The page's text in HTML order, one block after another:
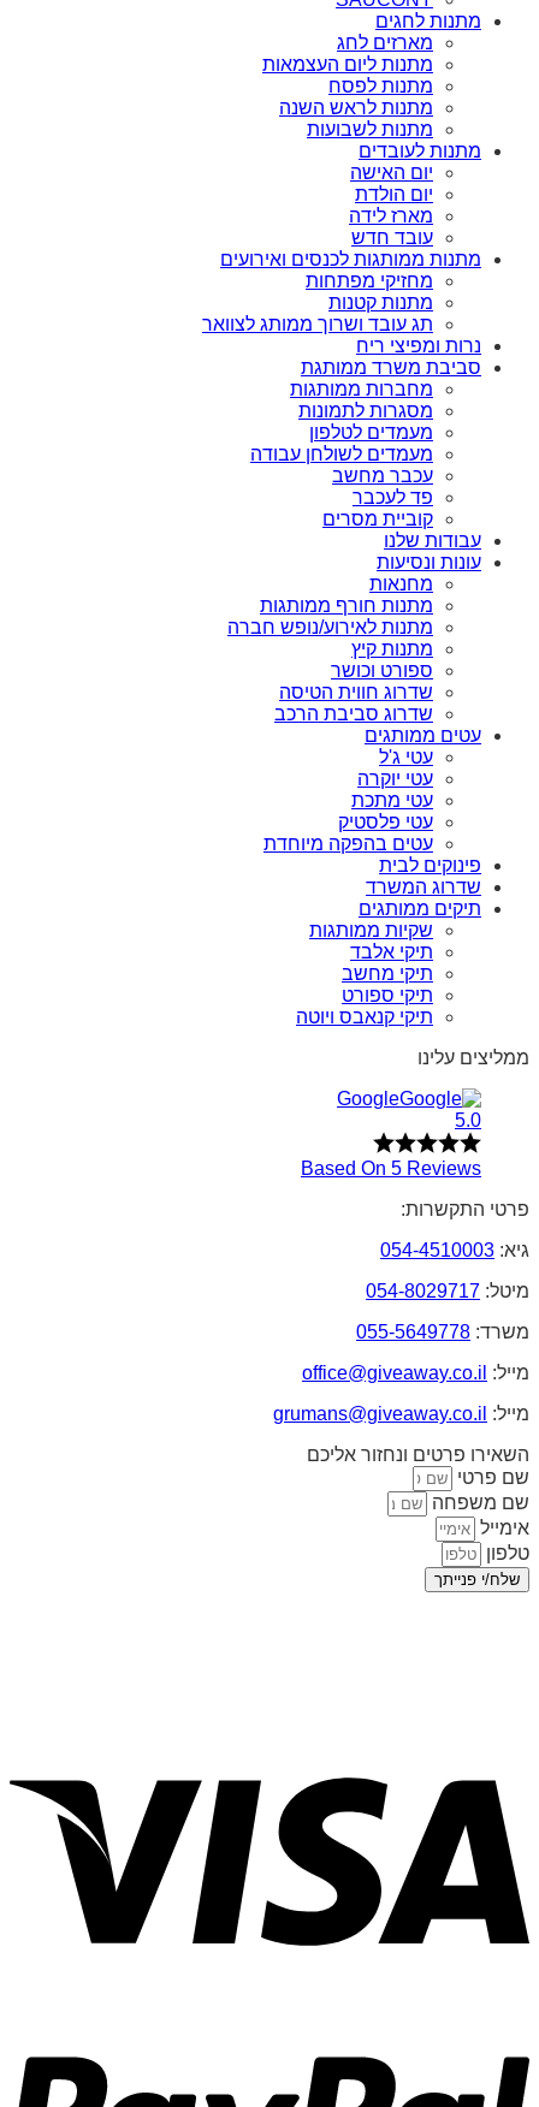
מתנות לחגים
מארזים לחג
מתנות ליום העצמאות
מתנות לפסח
מתנות לראש השנה
מתנות לשבועות
מתנות לעובדים
יום האישה
יום הולדת
מארז לידה
עובד חדש
מתנות ממותגות לכנסים ואירועים
מחזיקי מפתחות
מתנות קטנות
תג עובד ושרוך ממותג לצוואר
נרות ומפיצי ריח
סביבת משרד ממותגת
מחברות ממותגות
מסגרות לתמונות
מעמדים לטלפון
מעמדים לשולחן עבודה
עכבר מחשב
פד לעכבר
קוביית מסרים
עבודות שלנו
עונות ונסיעות
מחנאות
מתנות חורף ממותגות
מתנות לאירוע/נופש חברה
מתנות קיץ
ספורט וכושר
שדרוג חווית הטיסה
שדרוג סביבת הרכב
עטים ממותגים
עטי ג'ל
עטי יוקרה
עטי מתכת
עטי פלסטיק
עטים בהפקה מיוחדת
פינוקים לבית
שדרוג המשרד
תיקים ממותגים
שקיות ממותגות
תיקי אלבד
תיקי מחשב
תיקי ספורט
תיקי קנאבס ויוטה
ממליצים עלינו
Google
5.0
Based On 5 Reviews
פרטי התקשרות:
גיא: 054-4510003
מיטל: 054-8029717
משרד: 055-5649778
מייל: office@giveaway.co.il
מייל: grumans@giveaway.co.il
השאירו פרטים ונחזור אליכם
שם פרטי
שם משפחה
אימייל
טלפון
שלח/י פנייתך